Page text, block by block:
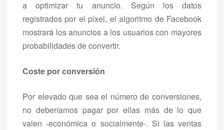
a optimizar tu anuncio. Según los datos
registrados por el pixel, el algoritmo de Facebook
mostrará los anuncios a los usuarios con mayores
probabilidades de convertir.
Coste por conversión
Por elevado que sea el número de conversiones,
no deberíamos pagar por ellas más de lo que
valen -económica o socialmente-. Si las ventas